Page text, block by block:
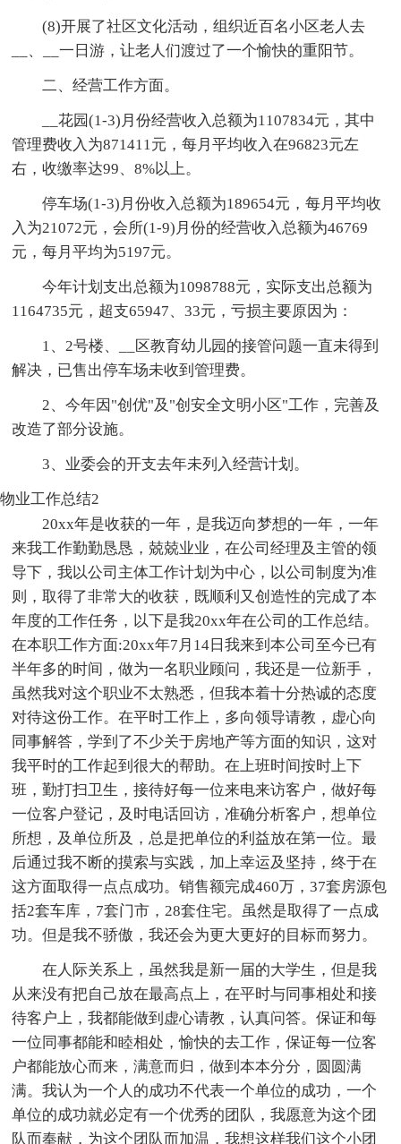
(8)开展了社区文化活动，组织近百名小区老人去
__、__一日游，让老人们渡过了一个愉快的重阳节。
二、经营工作方面。
__花园(1-3)月份经营收入总额为1107834元，其中
管理费收入为871411元，每月平均收入在96823元左
右，收缴率达99、8%以上。
停车场(1-3)月份收入总额为189654元，每月平均收
入为21072元，会所(1-9)月份的经营收入总额为46769
元，每月平均为5197元。
今年计划支出总额为1098788元，实际支出总额为
1164735元，超支65947、33元，亏损主要原因为：
1、2号楼、__区教育幼儿园的接管问题一直未得到
解决，已售出停车场未收到管理费。
2、今年因"创优"及"创安全文明小区"工作，完善及
改造了部分设施。
3、业委会的开支去年未列入经营计划。
物业工作总结2
20xx年是收获的一年，是我迈向梦想的一年，一年
来我工作勤勤恳恳，兢兢业业，在公司经理及主管的领
导下，我以公司主体工作计划为中心，以公司制度为准
则，取得了非常大的收获，既顺利又创造性的完成了本
年度的工作任务，以下是我20xx年在公司的工作总结。
在本职工作方面:20xx年7月14日我来到本公司至今已有
半年多的时间，做为一名职业顾问，我还是一位新手，
虽然我对这个职业不太熟悉，但我本着十分热诚的态度
对待这份工作。在平时工作上，多向领导请教，虚心向
同事解答，学到了不少关于房地产等方面的知识，这对
我平时的工作起到很大的帮助。在上班时间按时上下
班，勤打扫卫生，接待好每一位来电来访客户，做好每
一位客户登记，及时电话回访，准确分析客户，想单位
所想，及单位所及，总是把单位的利益放在第一位。最
后通过我不断的摸索与实践，加上幸运及坚持，终于在
这方面取得一点点成功。销售额完成460万，37套房源包
括2套车库，7套门市，28套住宅。虽然是取得了一点成
功。但是我不骄傲，我还会为更大更好的目标而努力。
在人际关系上，虽然我是新一届的大学生，但是我
从来没有把自己放在最高点上，在平时与同事相处和接
待客户上，我都能做到虚心请教，认真问答。保证和每
一位同事都能和睦相处，愉快的去工作，保证每一位客
户都能放心而来，满意而归，做到本本分分，圆圆满
满。我认为一个人的成功不代表一个单位的成功，一个
单位的成功就必定有一个优秀的团队，我愿意为这个团
队而奉献，为这个团队而加温，我想这样我们这个小团